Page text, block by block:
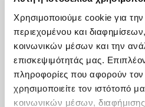
Χρησιμοποιούμε cookie για
περιεχομένου και
κοινωνικών μέσων και την
επισκεψιμότητάς μας.
πληροφορίες που αφορούν
χρησιμοποιείτε τον ιστότοπό
κοινωνικών μέσων,